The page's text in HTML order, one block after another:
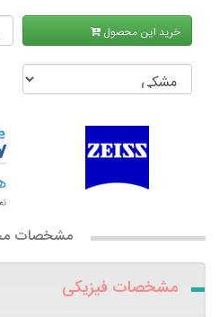
خرید این محصول
مشخصات
مشخصات فیزیکی